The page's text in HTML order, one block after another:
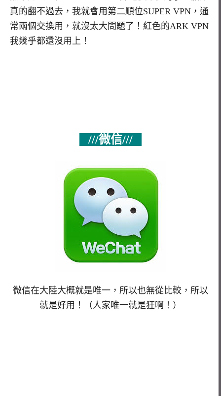
真的翻不過去，我就會用第二順位SUPER VPN，通
常兩個交換用，就沒太大問題了！紅色的ARK VPN
我幾乎都還沒用上！
///微信///
微信在大陸大概就是唯一，所以也無從比較，所以
就是好用！（人家唯一就是狂啊！）